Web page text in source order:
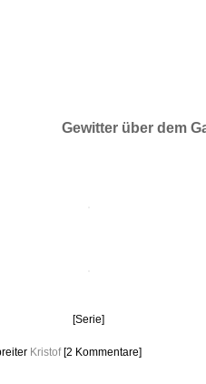
Gewitter über dem
[Serie]
Kristof [2 Kommentare]